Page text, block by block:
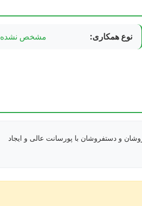
نوع همکاری: مشخص نشده
و دستفروشان با پورسانت عالی و ایجاد